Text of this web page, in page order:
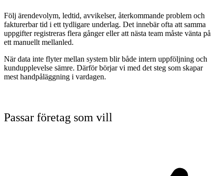
Följ ärendevolym, ledtid, avvikelser, återkommande problem och
fakturerbar tid i ett tydligare underlag. Det innebär ofta att samma
uppgifter registreras flera gånger eller att nästa team måste vänta på
ett manuellt mellanled.
När data inte flyter mellan system blir både intern uppföljning och
kundupplevelse sämre. Därför börjar vi med det steg som skapar
mest handpåläggning i vardagen.
Passar företag som vill